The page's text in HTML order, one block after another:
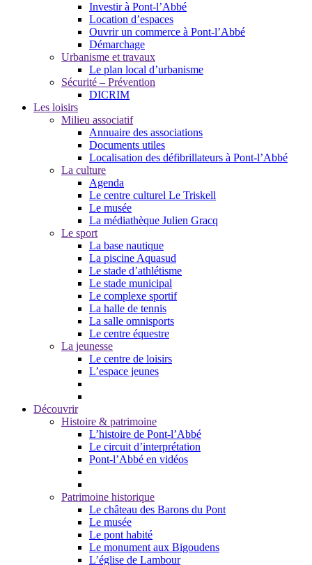
Investir à Pont-l’Abbé
Location d’espaces
Ouvrir un commerce à Pont-l’Abbé
Démarchage
Urbanisme et travaux
Le plan local d’urbanisme
Sécurité – Prévention
DICRIM
Les loisirs
Milieu associatif
Annuaire des associations
Documents utiles
Localisation des défibrillateurs à Pont-l’Abbé
La culture
Agenda
Le centre culturel Le Triskell
Le musée
La médiathèque Julien Gracq
Le sport
La base nautique
La piscine Aquasud
Le stade d’athlétisme
Le stade municipal
Le complexe sportif
La halle de tennis
La salle omnisports
Le centre équestre
La jeunesse
Le centre de loisirs
L’espace jeunes
Découvrir
Histoire & patrimoine
L’histoire de Pont-l’Abbé
Le circuit d’interprétation
Pont-l’Abbé en vidéos
Patrimoine historique
Le château des Barons du Pont
Le musée
Le pont habité
Le monument aux Bigoudens
L’église de Lambour